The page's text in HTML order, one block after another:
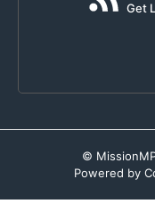
Get
©
Powered by